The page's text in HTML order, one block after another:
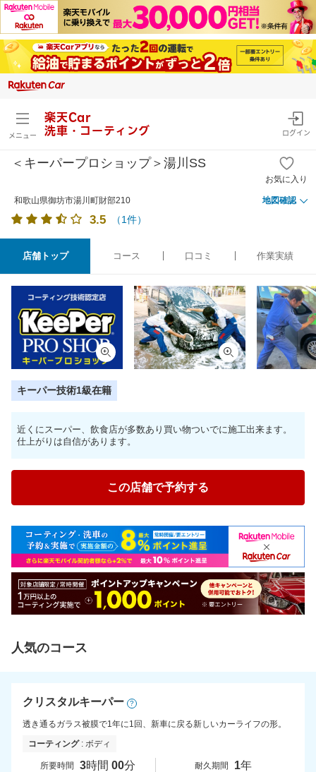
メニュー
楽天Car
洗車・コーティング
ログイン
＜キーパープロショップ＞湯川SS
お気に入り
和歌山県御坊市湯川町財部210 地図確認
3.5 （1件）
店舗トップ コース 口コミ 作業実績
キーパー技術1級在籍
近くにスーパー、飲食店が多数あり買い物ついでに施工出来ます。
仕上がりは自信があります。
この店舗で予約する
人気のコース
クリスタルキーパー ?
透き通るガラス被膜で1年に1回、新車に戻る新しいカーライフの形。
コーティング: ボディ
所要時間 3時間 00分 耐久期間 1年